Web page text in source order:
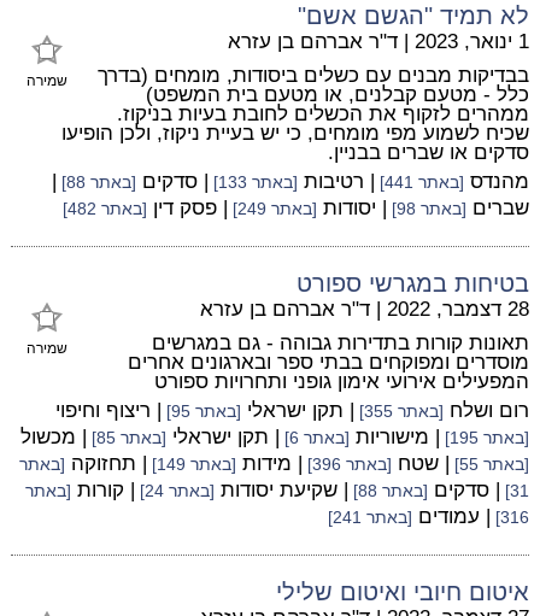
לא תמיד "הגשם אשם"
שמירה
1 ינואר, 2023 | ד"ר אברהם בן עזרא
בבדיקות מבנים עם כשלים ביסודות, מומחים (בדרך
כלל - מטעם קבלנים, או מטעם בית המשפט)
ממהרים לזקוף את הכשלים לחובת בעיות בניקוז.
שכיח לשמוע מפי מומחים, כי יש בעיית ניקוז, ולכן הופיעו
סדקים או שברים בבניין.
מהנדס [באתר 441] | רטיבות [באתר 133] | סדקים [באתר 88]
|
שברים [באתר 98] | יסודות [באתר 249] | פסק דין [באתר 482]
בטיחות במגרשי ספורט
שמירה
28 דצמבר, 2022 | ד"ר אברהם בן עזרא
תאונות קורות בתדירות גבוהה - גם במגרשים
מוסדרים ומפוקחים בבתי ספר ובארגונים אחרים
המפעילים אירועי אימון גופני ותחרויות ספורט
רום ושלח [באתר 355] | תקן ישראלי [באתר 95] | ריצוף וחיפוי
[באתר 195] | מישוריות [באתר 6] | תקן ישראלי [באתר 85] | מכשול
[באתר 55] | שטח [באתר 396] | מידות [באתר 149] | תחזוקה [באתר
31]
| סדקים [באתר 88] | שקיעת יסודות [באתר 24] | קורות [באתר
316]
| עמודים [באתר 241]
איטום חיובי ואיטום שלילי